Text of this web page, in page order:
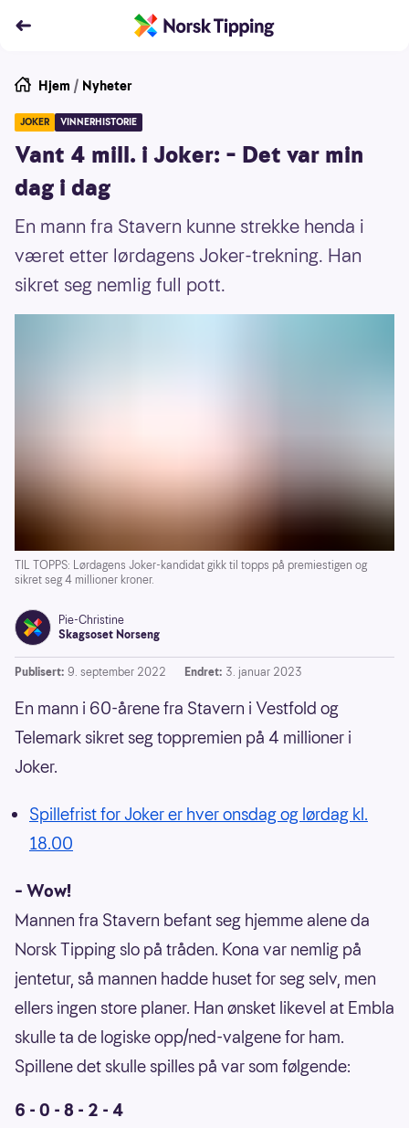
Hjem / Nyheter
JOKER VINNERHISTORIE
Vant 4 mill. i Joker: – Det var min
dag i dag
En mann fra Stavern kunne strekke henda i
været etter lørdagens Joker-trekning. Han
sikret seg nemlig full pott.
TIL TOPPS: Lørdagens Joker-kandidat gikk til topps på premiestigen og
sikret seg 4 millioner kroner.
Pie-Christine
Skagsoset Norseng
Publisert: 9. september 2022 Endret: 3. januar 2023
En mann i 60-årene fra Stavern i Vestfold og
Telemark sikret seg toppremien på 4 millioner i
Joker.
Spillefrist for Joker er hver onsdag og lørdag kl.
18.00
– Wow!
Mannen fra Stavern befant seg hjemme alene da
Norsk Tipping slo på tråden. Kona var nemlig på
jentetur, så mannen hadde huset for seg selv, men
ellers ingen store planer. Han ønsket likevel at Embla
skulle ta de logiske opp/ned-valgene for ham.
Spillene det skulle spilles på var som følgende:
6 - 0 - 8 - 2 - 4